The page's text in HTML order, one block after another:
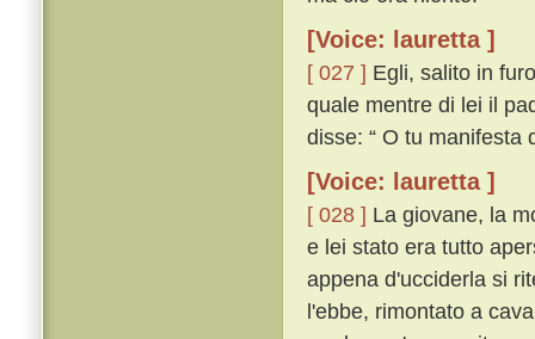
[Voice: lauretta ]
[ 027 ] Egli, salito in
quale mentre di lei il
disse: “ O tu manifesta
[Voice: lauretta ]
[ 028 ] La giovane, la
e lei stato era tutto
appena d'ucciderla si
l'ebbe, rimontato a